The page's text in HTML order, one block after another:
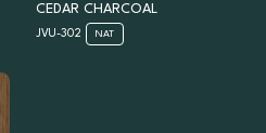
CEDAR CHARCOAL
JVU-302 NAT